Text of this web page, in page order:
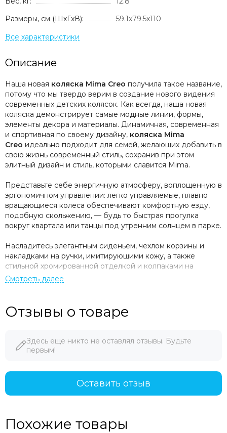
Размеры, см (ШxГxВ):
59.1x79.5x110
Описание
Наша новая коляска Mima Creo получила такое название,
потому что мы твердо верим в создание нового видения
современных детских колясок. Как всегда, наша новая
коляска демонстрирует самые модные линии, формы,
элементы декора и материалы. Динамичная, современная
и спортивная по своему дизайну, коляска Mima
Creo идеально подходит для семей, желающих добавить в
свою жизнь современный стиль, сохранив при этом
элитный дизайн и стиль, которыми славится Mima.
Представьте себе энергичную атмосферу, воплощенную в
эргономичном управлении: легко управляемые, плавно
вращающиеся колеса обеспечивают комфортную езду,
подобную скольжению, — будь то быстрая прогулка
вокруг квартала или танцы под утренним солнцем в парке.
Насладитесь элегантным сиденьем, чехлом корзины и
накладками на ручки, имитирующими кожу, а также
стильной хромированной отделкой и колпаками на
колесах. Телескопическая ручка и 5-литровая корзина —
Компания mima создает подобные продукты с 2009
деталям, заботой и любовью. И именно с этой любовью
мы представляем вам
создаю», и какое еще название лучше подойдет для
нашего самого свежего и инновационного дизайна?
Подходит для детей от рождения до 22 кг (люлька и
Отзывы о товаре
Здесь еще никто не оставлял отзывы. Будьте
первым!
Оставить отзыв
Похожие товары